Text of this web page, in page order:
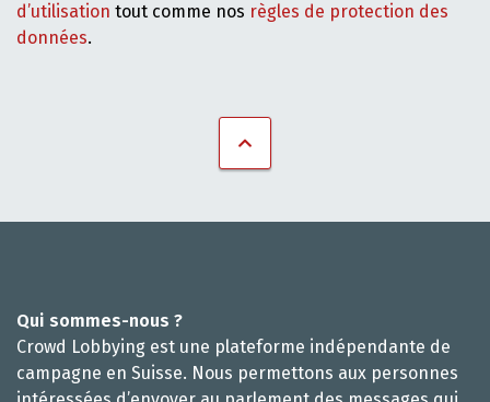
d’utilisation tout comme nos règles de protection des
données.
Qui sommes-nous ?
Crowd Lobbying est une plateforme indépendante de
campagne en Suisse. Nous permettons aux personnes